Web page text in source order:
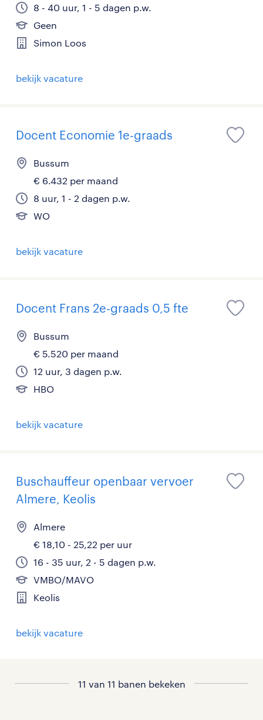
8 - 40 uur, 1 - 5 dagen p.w.
Geen
Simon Loos
bekijk vacature
Docent Economie 1e-graads
Bussum
€ 6.432 per maand
8 uur, 1 - 2 dagen p.w.
WO
bekijk vacature
Docent Frans 2e-graads 0,5 fte
Bussum
€ 5.520 per maand
12 uur, 3 dagen p.w.
HBO
bekijk vacature
Buschauffeur openbaar vervoer
Almere, Keolis
Almere
€ 18,10 - 25,22 per uur
16 - 35 uur, 2 - 5 dagen p.w.
VMBO/MAVO
Keolis
bekijk vacature
11 van 11 banen bekeken